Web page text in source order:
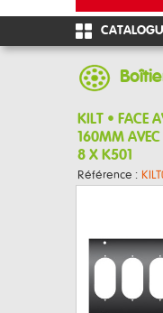
KILT • FACE
160MM AVEC
8 X K501
Référence :